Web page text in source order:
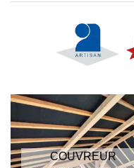
COUVREUR